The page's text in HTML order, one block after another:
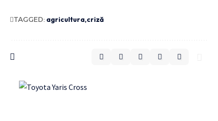
TAGGED: agricultura criză